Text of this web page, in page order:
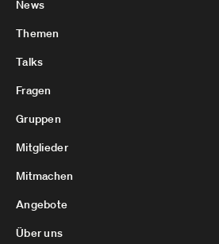
News
Themen
Talks
Fragen
Gruppen
Mitglieder
Mitmachen
Angebote
Über uns